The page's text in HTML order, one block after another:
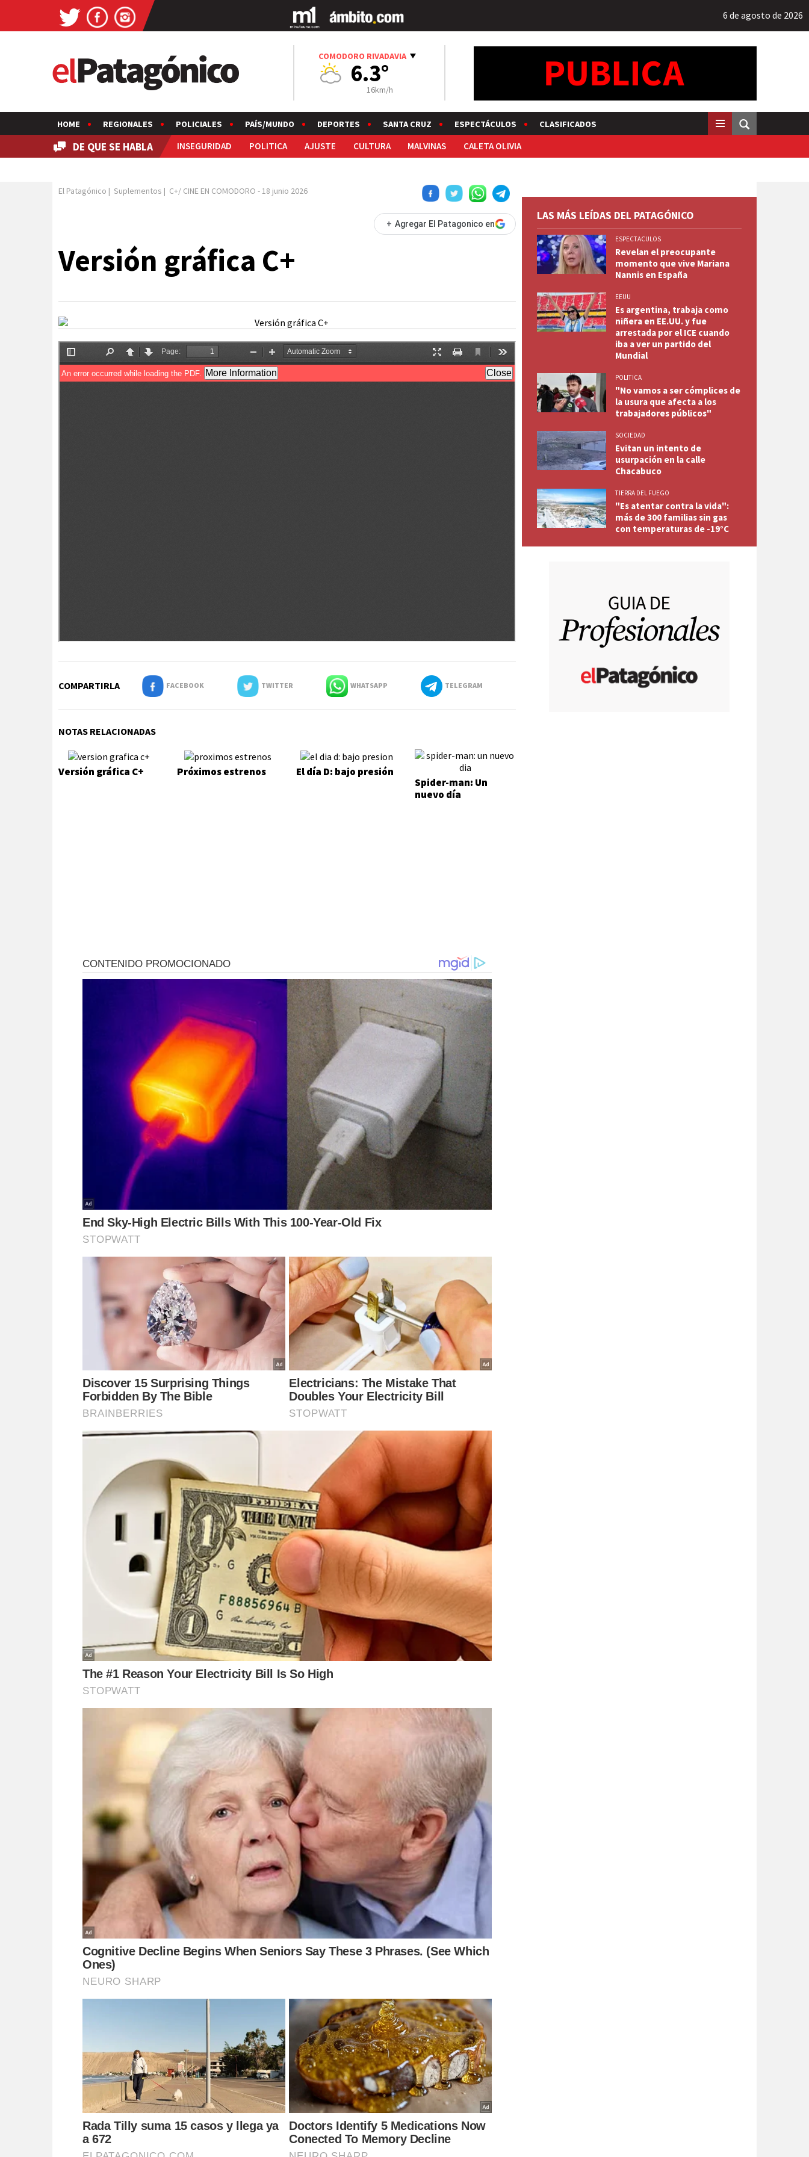
6 de agosto de 2026
COMODORO RIVADAVIA
6.3°
16km/h
HOME REGIONALES POLICIALES PAÍS/MUNDO DEPORTES SANTA CRUZ ESPECTÁCULOS CLASIFICADOS
DE QUE SE HABLA INSEGURIDAD POLITICA AJUSTE CULTURA MALVINAS CALETA OLIVIA
El Patagónico | Suplementos | C+/ CINE EN COMODORO - 18 junio 2026
+ Agregar El Patagonico en
Versión gráfica C+
COMPARTIRLA FACEBOOK TWITTER WHATSAPP TELEGRAM
NOTAS RELACIONADAS
Versión gráfica C+ Próximos estrenos
El día D: bajo presión
Spider-man: Un
nuevo día
LAS MÁS LEÍDAS DEL PATAGÓNICO
ESPECTACULOS
Revelan el preocupante
momento que vive Mariana
Nannis en España
EEUU
Es argentina, trabaja como
niñera en EE.UU. y fue
arrestada por el ICE cuando
iba a ver un partido del
Mundial
POLITICA
"No vamos a ser cómplices de
la usura que afecta a los
trabajadores públicos"
SOCIEDAD
Evitan un intento de
usurpación en la calle
Chacabuco
TIERRA DEL FUEGO
"Es atentar contra la vida":
más de 300 familias sin gas
con temperaturas de -19°C